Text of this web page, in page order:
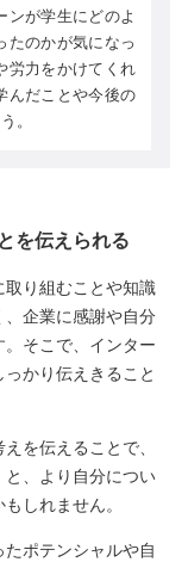
ンが学生にどのよ
たのかが気になっ
労力をかけてくれ
んだことや今後の
。
を伝えられる
り組むことや知識
企業に感謝や自分
そこで、インター
かり伝えきること
を伝えることで、
と、より自分につい
しれません。
ポテンシャルや自